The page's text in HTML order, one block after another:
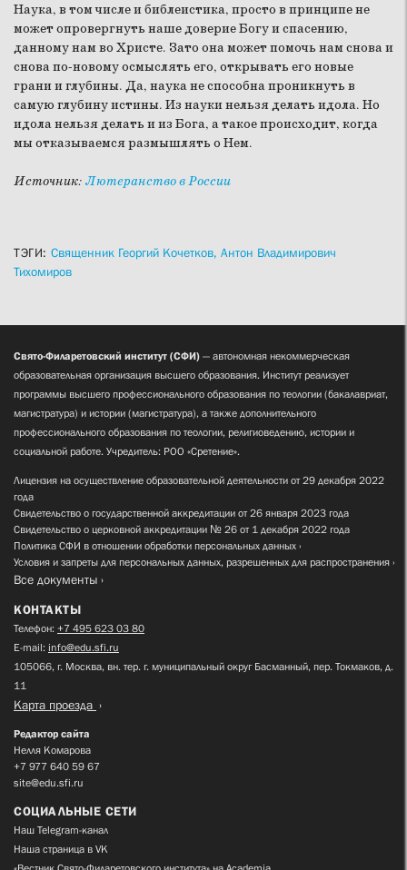
Наука, в том числе и библеистика, просто в принципе не
может опровергнуть наше доверие Богу и спасению,
данному нам во Христе. Зато она может помочь нам снова и
снова по-новому осмыслять его, открывать его новые
грани и глубины. Да, наука не способна проникнуть в
самую глубину истины. Из науки нельзя делать идола. Но
идола нельзя делать и из Бога, а такое происходит, когда
мы отказываемся размышлять о Нем.
Источник: Лютеранство в России
ТЭГИ: Священник Георгий Кочетков, Антон Владимирович
Тихомиров
Свято-Филаретовский институт (СФИ) — автономная некоммерческая
образовательная организация высшего образования. Институт реализует
программы высшего профессионального образования по теологии (бакалавриат,
магистратура) и истории (магистратура), а также дополнительного
профессионального образования по теологии, религиоведению, истории и
социальной работе. Учредитель: РОО «Сретение».
Лицензия на осуществление образовательной деятельности от 29 декабря 2022
года
Свидетельство о государственной аккредитации от 26 января 2023 года
Свидетельство о церковной аккредитации № 26 от 1 декабря 2022 года
Политика СФИ в отношении обработки персональных данных
Условия и запреты для персональных данных, разрешенных для распространения
Все документы
КОНТАКТЫ
Телефон: +7 495 623 03 80
E-mail: info@edu.sfi.ru
105066, г. Москва, вн. тер. г. муниципальный округ Басманный, пер. Токмаков, д.
11
Карта проезда
Редактор сайта
Нелля Комарова
+7 977 640 59 67
site@edu.sfi.ru
СОЦИАЛЬНЫЕ СЕТИ
Наш Telegram-канал
Наша страница в VK